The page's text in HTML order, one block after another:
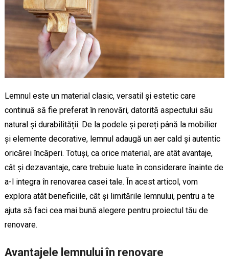
Lemnul este un material clasic, versatil și estetic care
continuă să fie preferat în renovări, datorită aspectului său
natural și durabilității. De la podele și pereți până la mobilier
și elemente decorative, lemnul adaugă un aer cald și autentic
oricărei încăperi. Totuși, ca orice material, are atât avantaje,
cât și dezavantaje, care trebuie luate în considerare înainte de
a-l integra în renovarea casei tale. În acest articol, vom
explora atât beneficiile, cât și limitările lemnului, pentru a te
ajuta să faci cea mai bună alegere pentru proiectul tău de
renovare.
Avantajele lemnului în renovare